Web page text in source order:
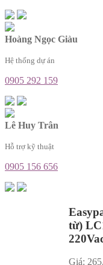
Hoàng Ngọc Giàu
Hệ thống dự án
0905 292 159
Lê Huy Trân
Hỗ trợ kỹ thuật
0905 156 656
từ)
Giá: